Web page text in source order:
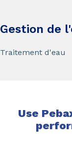
Gestion de
Traitement d'eau
Use